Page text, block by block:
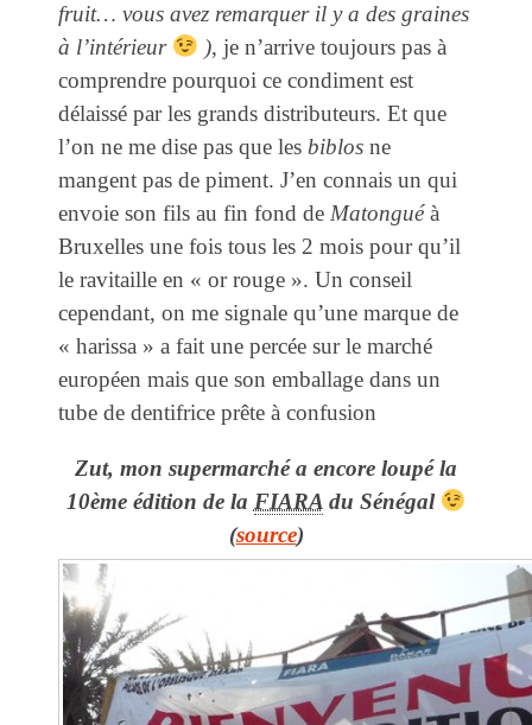
fruit… vous avez remarquer il y a des graines
à l’intérieur
), je n’arrive toujours pas à
comprendre pourquoi ce condiment est
délaissé par les grands distributeurs. Et que
l’on ne me dise pas que les biblos ne
mangent pas de piment. J’en connais un qui
envoie son fils au fin fond de Matonguéà
Bruxelles une fois tous les 2 mois pour qu’il
le ravitaille en « or rouge ». Un conseil
cependant, on me signale qu’une marque de
« harissa » a fait une percée sur le marché
européen mais que son emballage dans un
tube de dentifrice prête à confusion
Zut, mon supermarché a encore loupé la
10ème édition de la FIARAdu Sénégal
(source)